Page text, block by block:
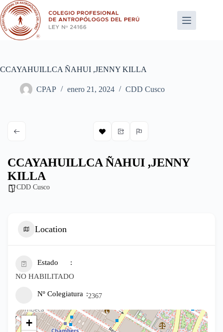
Saltar
al
contenido
CCAYAHUILLCA ÑAHUI ,JENNY KILLA
CPAP enero 21, 2024 CDD Cusco
CCAYAHUILLCA ÑAHUI ,JENNY
KILLA
CDD Cusco
Location
Estado
NO HABILITADO
Nº Colegiatura 2367
+